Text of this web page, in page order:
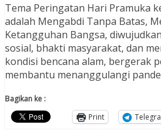
Tema Peringatan Hari Pramuka
adalah Mengabdi Tanpa Batas,
Ketangguhan Bangsa,
sosial, bhakti masyarakat, dan
kondisi bencana alam, bergerak
membantu menanggulangi
Bagikan ke :
Print